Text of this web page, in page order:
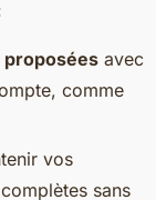
avec
comme
vos
sans